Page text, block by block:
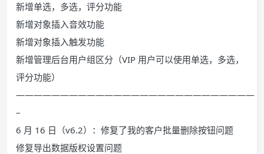
新增单选，多选，评分功能
新增对象插入音效功能
新增对象插入触发功能
新增管理后台用户组区分（VIP 用户可以使用单选，多选，
评分功能）
———————————————————————————
–
6 月 16 日（v6.2）：修复了我的客户批量删除按钮问题
修复导出数据版权设置问题